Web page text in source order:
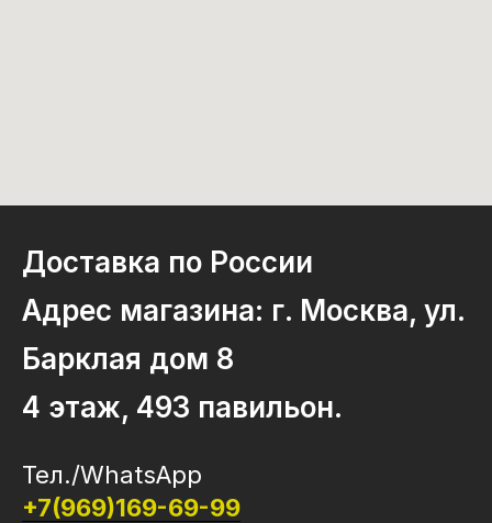
Доставка по России
Адрес магазина: г. Москва, ул.
Барклая дом 8
4 этаж, 493 павильон.
Тел./WhatsApp
+7(969)169-69-99